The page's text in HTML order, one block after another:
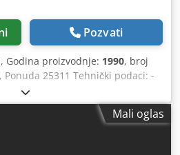
Pozvati
, Godina proizvodnje: 1990, broj
, Ponuda 25311 Tehnički podaci: -
Ugao sečenja: 90° - Debljina
4 mm - prohrom do 3 mm -
hodova do cca 55/min -
mm - Radna visina cca 940
podesivi po dužini i uglu -
Mali oglas